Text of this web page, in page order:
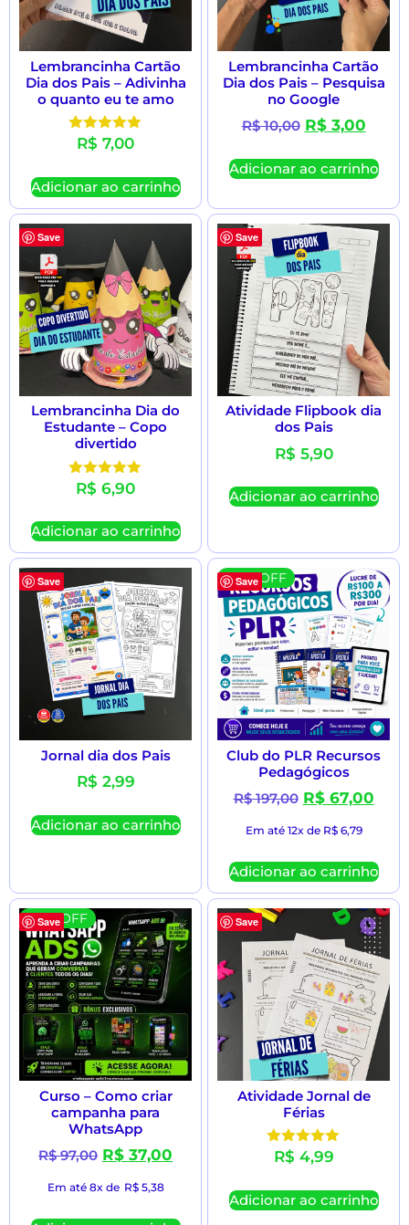
Lembrancinha Cartão
Dia dos Pais – Adivinha
o quanto eu te amo
Avaliação
5.00
R$ 7,00
Adicionar ao carrinho
Lembrancinha Cartão
Dia dos Pais – Pesquisa
no Google
R$10,00 R$3,00
Adicionar ao carrinho
Save
Lembrancinha Dia do
Estudante – Copo
divertido
Avaliação
5.00
R$ 6,90
Adicionar ao carrinho
Save
Atividade Flipbook dia
dos Pais
R$ 5,90
Adicionar ao carrinho
Save
Jornal dia dos Pais
R$ 2,99
Adicionar ao carrinho
Save
66 % OFF
Club do PLR Recursos
Pedagógicos
R$197,00 R$67,00
Em até 12x de R$6,79
Adicionar ao carrinho
Save
62 % OFF
Curso – Como criar
campanha para
WhatsApp
R$97,00 R$ 37,00
Em até 8x de R$5,38
Save
Atividade Jornal de
Férias
Avaliação
5.00
R$ 4,99
Adicionar ao carrinho